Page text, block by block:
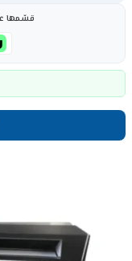
قسّمها